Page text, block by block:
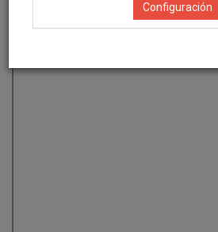
Configuración